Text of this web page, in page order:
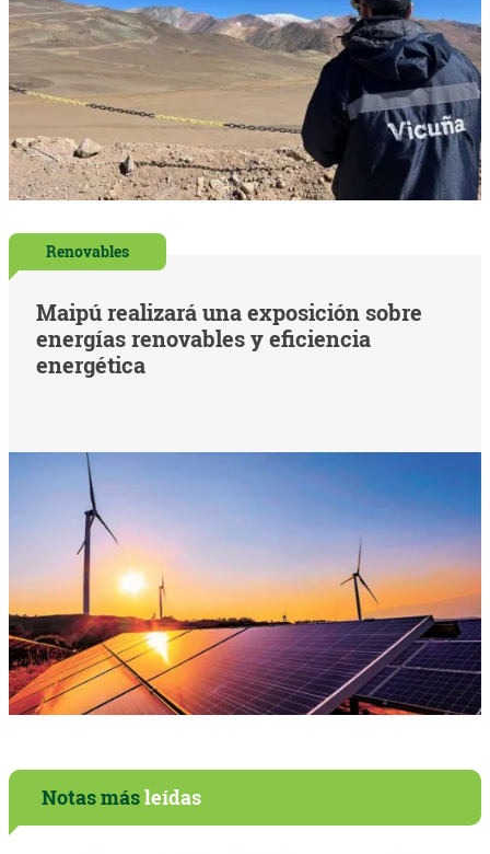
Renovables
Maipú realizará una exposición sobre
energías renovables y eficiencia
energética
Notas másleídas